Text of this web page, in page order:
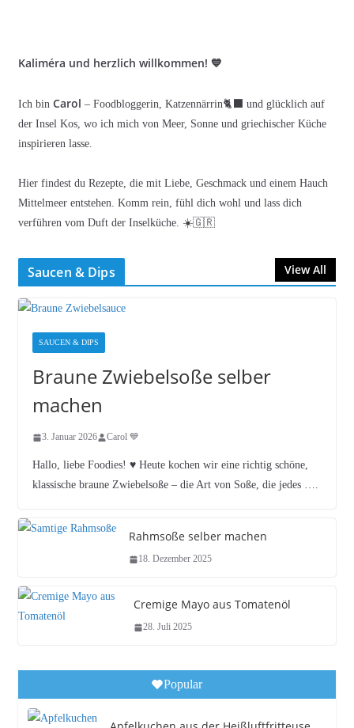
Kaliméra und herzlich willkommen! 💙
Ich bin Carol – Foodbloggerin, Katzennärrin🐈‍⬛ und glücklich auf
der Insel Kos, wo ich mich von Meer, Sonne und griechischer Küche
inspirieren lasse.
Hier findest du Rezepte, die mit Liebe, Geschmack und einem Hauch
Mittelmeer entstehen. Komm rein, fühl dich wohl und lass dich
verführen vom Duft der Inselküche. ☀️🇬🇷
Saucen & Dips View All
SAUCEN & DIPS
Braune Zwiebelsoße selber
machen
3. Januar 2026 Carol 💙
Hallo, liebe Foodies! ♥︎ Heute kochen wir eine richtig schöne,
klassische braune Zwiebelsoße – die Art von Soße, die jedes ….
Rahmsoße selber machen
18. Dezember 2025
Cremige Mayo aus Tomatenöl
28. Juli 2025
Popular